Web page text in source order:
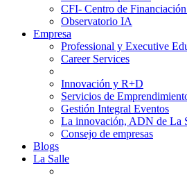
CFI- Centro de
Observatorio IA
Empresa
Professional y Executive
Career Services
Innovación y R+D
Servicios de
Gestión Integral Eventos
La innovación, ADN de La
Consejo de empresas
Blogs
La Salle